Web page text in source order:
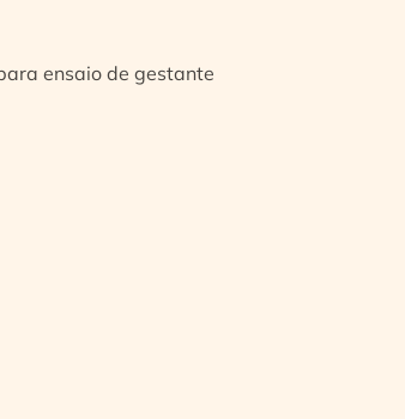
ensaio de gestante